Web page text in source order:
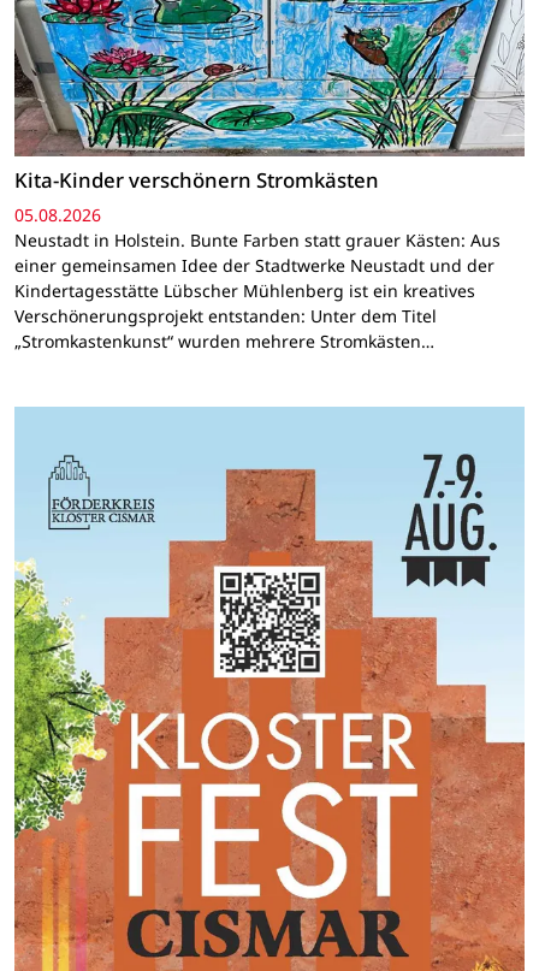
Kita-Kinder verschönern Stromkästen
05.08.2026
Neustadt in Holstein. Bunte Farben statt grauer Kästen: Aus
einer gemeinsamen Idee der Stadtwerke Neustadt und der
Kindertagesstätte Lübscher Mühlenberg ist ein kreatives
Verschönerungsprojekt entstanden: Unter dem Titel
„Stromkastenkunst“ wurden mehrere Stromkästen…